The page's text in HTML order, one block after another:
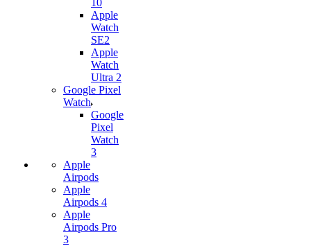
10
Apple
Watch
SE2
Apple
Watch
Ultra 2
Google Pixel
Watch
Google
Pixel
Watch
3
Apple
Airpods
Apple
Airpods 4
Apple
Airpods Pro
3